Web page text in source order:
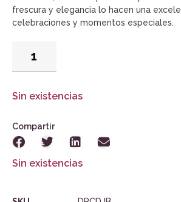
frescura y elegancia lo hacen una
celebraciones y momentos especiales.
Sin existencias
Compartir
Sin existencias